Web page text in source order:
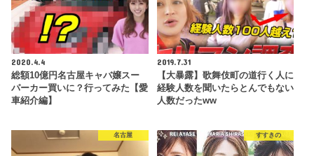
2020.4.4
総額10億円名古屋キャバ嬢スー
パーカー買いに？行ってみた【愛
車紹介編】
2019.7.31
【大暴露】歌舞伎町の道行く人に
経験人数を聞いたらとんでもない
人数だったww
名古屋 すすきの